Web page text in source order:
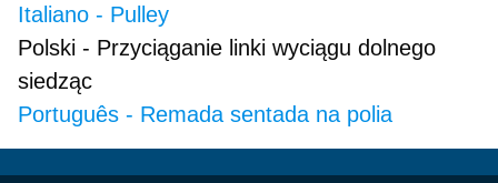
Italiano - Pulley
Polski - Przyciąganie linki wyciągu dolnego
siedząc
Português - Remada sentada na polia